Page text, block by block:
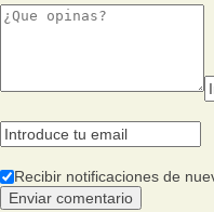
Recibir notificaciones de